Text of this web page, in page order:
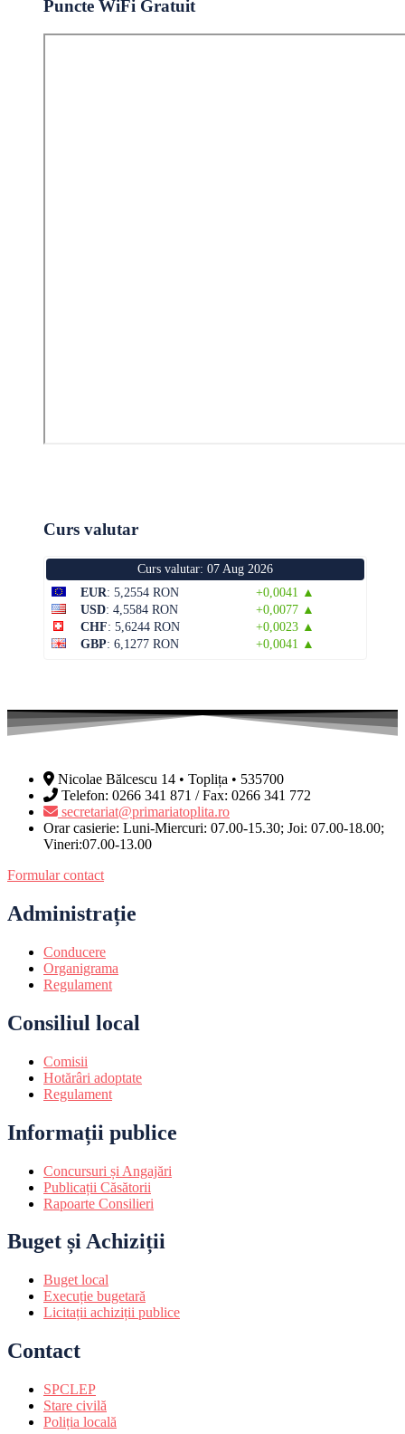
Puncte WiFi Gratuit
Curs valutar
Curs valutar: 07 Aug 2026
EUR: 5,2554 RON
+0,0041 ▲
USD: 4,5584 RON
+0,0077 ▲
CHF: 5,6244 RON
+0,0023 ▲
GBP: 6,1277 RON +0,0041 ▲
Nicolae Bălcescu 14 • Toplița • 535700
Telefon: 0266 341 871 / Fax: 0266 341 772
secretariat@primariatoplita.ro
Orar casierie: Luni-Miercuri: 07.00-15.30; Joi: 07.00-18.00;
Vineri:07.00-13.00
Formular contact
Administrație
Conducere
Organigrama
Regulament
Consiliul local
Comisii
Hotărâri adoptate
Regulament
Informații publice
Concursuri și Angajări
Publicații Căsătorii
Rapoarte Consilieri
Buget și Achiziții
Buget local
Execuție bugetară
Licitații achiziții publice
Contact
SPCLEP
Stare civilă
Poliția locală